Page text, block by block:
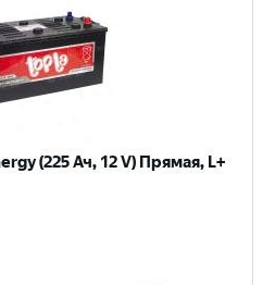
(225 Ач, 12 V) Прямая, L+